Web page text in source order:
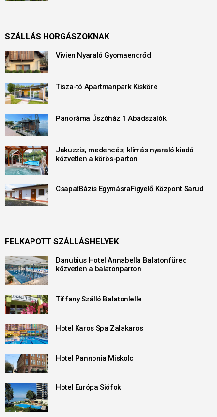
SZÁLLÁS HORGÁSZOKNAK
Vivien Nyaraló Gyomaendrőd
Tisza-tó Apartmanpark Kisköre
Panoráma Úszóház 1 Abádszalók
Jakuzzis, medencés, klímás nyaraló kiadó
közvetlen a körös-parton
CsapatBázis EgymásraFigyelő Központ Sarud
FELKAPOTT SZÁLLÁSHELYEK
Danubius Hotel Annabella Balatonfüred
közvetlen a balatonparton
Tiffany Szálló Balatonlelle
Hotel Karos Spa Zalakaros
Hotel Pannonia Miskolc
Hotel Európa Siófok